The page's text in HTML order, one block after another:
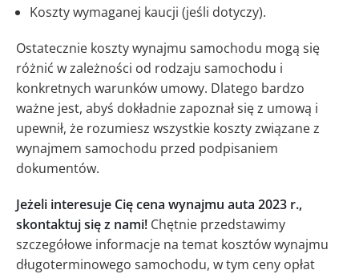
Koszty wymaganej kaucji (jeśli dotyczy).
Ostatecznie koszty wynajmu samochodu mogą się
różnić w zależności od rodzaju samochodu i
konkretnych warunków umowy. Dlatego bardzo
ważne jest, abyś dokładnie zapoznał się z umową i
upewnił, że rozumiesz wszystkie koszty związane z
wynajmem samochodu przed podpisaniem
dokumentów.
Jeżeli interesuje Cię cena wynajmu auta 2023 r.,
skontaktuj się z nami! Chętnie przedstawimy
szczegółowe informacje na temat kosztów wynajmu
długoterminowego samochodu, w tym ceny opłat